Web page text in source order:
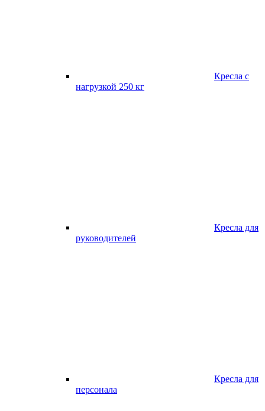
Кресла с
нагрузкой 250 кг
Кресла для
руководителей
Кресла для
персонала